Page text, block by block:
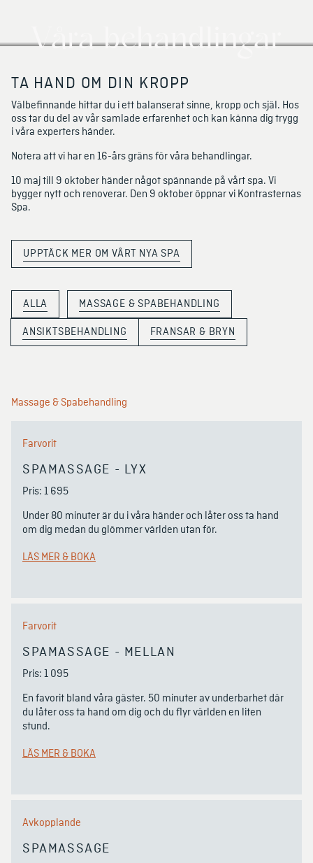
Våra behandlingar
TA HAND OM DIN KROPP
Välbefinnande hittar du i ett balanserat sinne, kropp och själ. Hos
oss tar du del av vår samlade erfarenhet och kan känna dig trygg
i våra experters händer.
Notera att vi har en 16-års gräns för våra behandlingar.
10 maj till 9 oktober händer något spännande på vårt spa. Vi
bygger nytt och renoverar. Den 9 oktober öppnar vi Kontrasternas
Spa.
UPPTÄCK MER OM VÅRT NYA SPA
ALLA
MASSAGE & SPABEHANDLING
ANSIKTSBEHANDLING
FRANSAR & BRYN
Massage & Spabehandling
Farvorit
SPAMASSAGE - LYX
Pris: 1 695
Under 80 minuter är du i våra händer och låter oss ta hand
om dig medan du glömmer världen utan för.
LÄS MER & BOKA
Farvorit
SPAMASSAGE - MELLAN
Pris: 1 095
En favorit bland våra gäster. 50 minuter av underbarhet där
du låter oss ta hand om dig och du flyr världen en liten
stund.
LÄS MER & BOKA
Avkopplande
SPAMASSAGE